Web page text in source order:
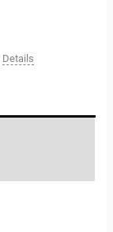
Details